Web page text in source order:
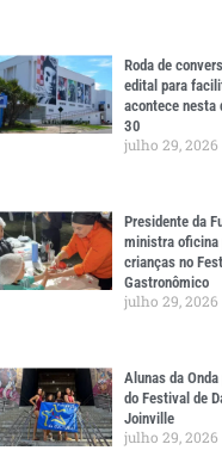
Roda de
edital para
acontece nesta
30
julho 29, 2026
Presidente da
ministra oficina
crianças no
Gastronômico
julho 29, 2026
Alunas da
do Festival de
Joinville
julho 29, 2026